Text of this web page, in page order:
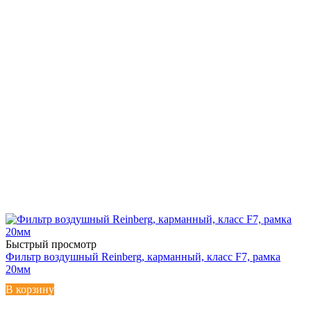
Быстрый просмотр
Фильтр воздушный Reinberg, карманный, класс F7, рамка
20мм
В корзину